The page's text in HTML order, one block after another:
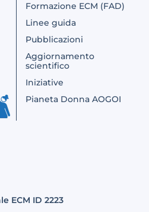
Formazione ECM (FAD)
Linee guida
Pubblicazioni
Aggiornamento
scientifico
Iniziative
Pianeta Donna AOGOI
ECM ID 2223